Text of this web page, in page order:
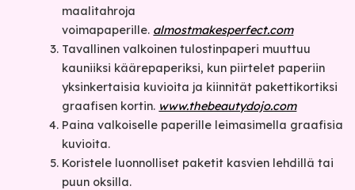
maalitahroja
voimapaperille. almostmakesperfect.com
Tavallinen valkoinen tulostinpaperi muuttuu
kauniiksi käärepaperiksi, kun piirtelet paperiin
yksinkertaisia kuvioita ja kiinnität pakettikortiksi
graafisen kortin. www.thebeautydojo.com
Paina valkoiselle paperille leimasimella graafisia
kuvioita.
Koristele luonnolliset paketit kasvien lehdillä tai
puun oksilla.